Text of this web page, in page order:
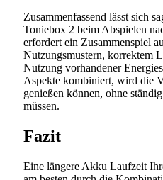
Zusammenfassend lässt sich
Toniebox 2 beim Abspielen
erfordert ein Zusammenspiel
Nutzungsmustern, korrektem
Nutzung vorhandener
Aspekte kombiniert, wird die
genießen können, ohne
müssen.
Fazit
Eine längere Akku Laufzeit